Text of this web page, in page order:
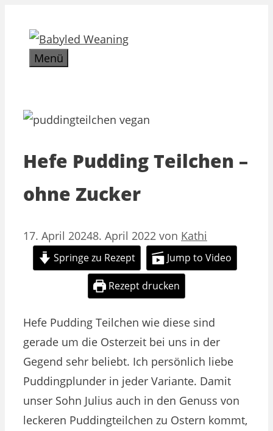
Inhalt
springenMenü
Hefe Pudding Teilchen –
ohne Zucker
17. April 20248. April 2022 von Kathi
Springe zu Rezept Jump to Video
Rezept drucken
Hefe Pudding Teilchen wie diese sind
gerade um die Osterzeit bei uns in der
Gegend sehr beliebt. Ich persönlich liebe
Puddingplunder in jeder Variante. Damit
unser Sohn Julius auch in den Genuss von
leckeren Puddingteilchen zu Ostern kommt,